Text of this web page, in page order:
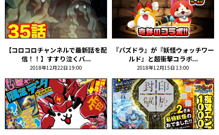
【コロコロチャンネルで最新話を配
信！！】すすり泣くバ...
2018年12月22日 19:00
『パズドラ』が『妖怪ウォッチワー
ルド』と超衝撃コラボ...
2018年12月15日 13:00